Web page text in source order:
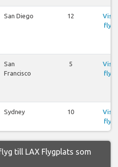
San Diego 12
Visa
flyg
San
Francisco
5
Visa
flyg
Sydney 10
Visa
flyg
till LAX Flygplats som